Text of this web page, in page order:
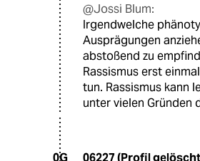
@Jossi Blum:
Irgendwelche
Ausprägungen
abstoßend zu
Rassismus erst
tun. Rassismus kann
unter vielen Gründen
06227 (Profil